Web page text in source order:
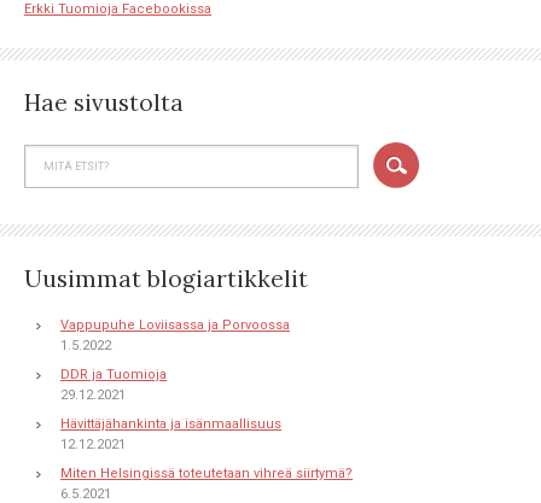
Erkki Tuomioja Facebookissa
Hae sivustolta
Uusimmat blogiartikkelit
Vappupuhe Loviisassa ja Porvoossa
1.5.2022
DDR ja Tuomioja
29.12.2021
Hävittäjähankinta ja isänmaallisuus
12.12.2021
Miten Helsingissä toteutetaan vihreä siirtymä?
6.5.2021